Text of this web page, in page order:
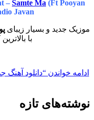
– Samte Ma (Ft Pooyan
Javan
موزیک جدید و بسیار زیبای
با
ادامه خواندن “دانلود
نوشته‌های تازه